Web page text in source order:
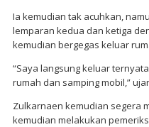
Ia kemudian tak acuhkan,
lemparan kedua dan ketiga
kemudian bergegas keluar
“Saya langsung keluar
rumah dan samping mobil,”
Zulkarnaen kemudian segera
kemudian melakukan